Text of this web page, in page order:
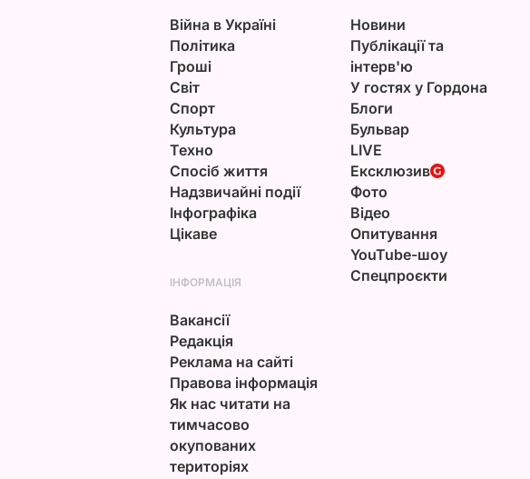
Війна в Україні
Політика
Гроші
Світ
Спорт
Культура
Техно
Спосіб життя
Надзвичайні події
Інфографіка
Цікаве
Новини
Публікації та
інтерв'ю
У гостях у Гордона
Блоги
Бульвар
LIVE
Ексклюзив
Фото
Відео
Опитування
YouTube-шоу
Спецпроєкти
ІНФОРМАЦІЯ
Вакансії
Редакція
Реклама на сайті
Правова інформація
Як нас читати на
тимчасово
окупованих
територіях